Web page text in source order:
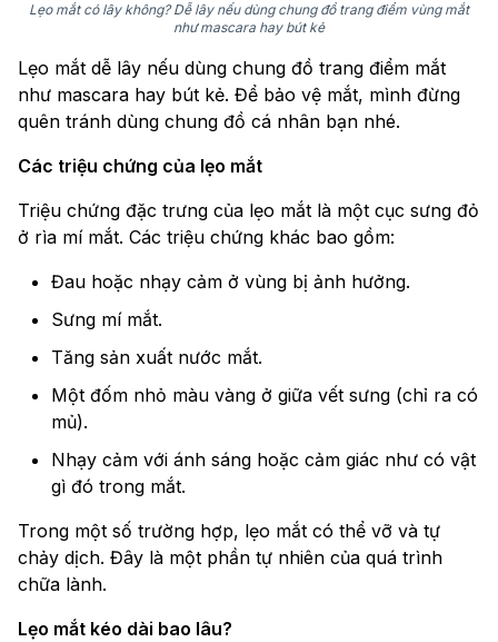
Lẹo mắt có lây không? Dễ lây nếu dùng chung đồ trang điểm vùng mắt
như mascara hay bút kẻ
Lẹo mắt dễ lây nếu dùng chung đồ trang điểm mắt
như mascara hay bút kẻ. Để bảo vệ mắt, mình đừng
quên tránh dùng chung đồ cá nhân bạn nhé.
Các triệu chứng của lẹo mắt
Triệu chứng đặc trưng của lẹo mắt là một cục sưng đỏ
ở rìa mí mắt. Các triệu chứng khác bao gồm:
Đau hoặc nhạy cảm ở vùng bị ảnh hưởng.
Sưng mí mắt.
Tăng sản xuất nước mắt.
Một đốm nhỏ màu vàng ở giữa vết sưng (chỉ ra có
mủ).
Nhạy cảm với ánh sáng hoặc cảm giác như có vật
gì đó trong mắt.
Trong một số trường hợp, lẹo mắt có thể vỡ và tự
chảy dịch. Đây là một phần tự nhiên của quá trình
chữa lành.
Lẹo mắt kéo dài bao lâu?